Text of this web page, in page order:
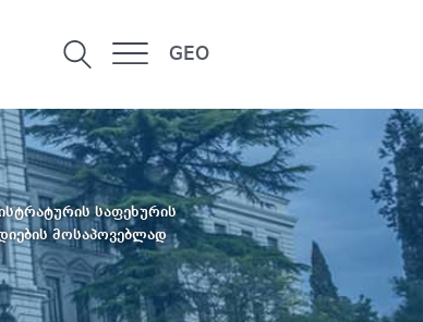
GEO
საფეხურის
მოსაპოვებლად